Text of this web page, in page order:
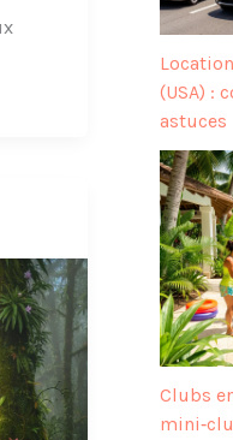
(USA) :
astuces
Clubs